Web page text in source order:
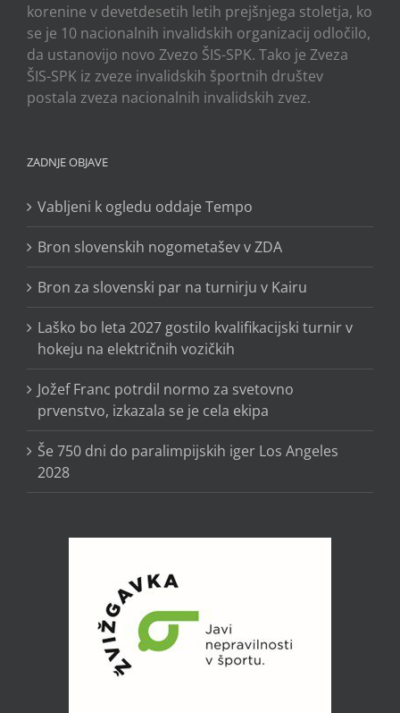
korenine v devetdesetih letih prejšnjega stoletja, ko
se je 10 nacionalnih invalidskih organizacij odločilo,
da ustanovijo novo Zvezo ŠIS-SPK. Tako je Zveza
ŠIS-SPK iz zveze invalidskih športnih društev
postala zveza nacionalnih invalidskih zvez.
ZADNJE OBJAVE
Vabljeni k ogledu oddaje Tempo
Bron slovenskih nogometašev v ZDA
Bron za slovenski par na turnirju v Kairu
Laško bo leta 2027 gostilo kvalifikacijski turnir v
hokeju na električnih vozičkih
Jožef Franc potrdil normo za svetovno
prvenstvo, izkazala se je cela ekipa
Še 750 dni do paralimpijskih iger Los Angeles
2028